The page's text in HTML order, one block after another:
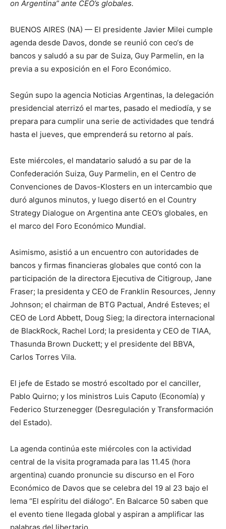
on Argentina” ante CEO’s globales.
BUENOS AIRES (NA) — El presidente Javier Milei cumple
agenda desde Davos, donde se reunió con ceo‘s de
bancos y saludó a su par de Suiza, Guy Parmelin, en la
previa a su exposición en el Foro Económico.
Según supo la agencia Noticias Argentinas, la delegación
presidencial aterrizó el martes, pasado el mediodía, y se
prepara para cumplir una serie de actividades que tendrá
hasta el jueves, que emprenderá su retorno al país.
Este miércoles, el mandatario saludó a su par de la
Confederación Suiza, Guy Parmelin, en el Centro de
Convenciones de Davos-Klosters en un intercambio que
duró algunos minutos, y luego disertó en el Country
Strategy Dialogue on Argentina ante CEO’s globales, en
el marco del Foro Económico Mundial.
Asimismo, asistió a un encuentro con autoridades de
bancos y firmas financieras globales que contó con la
participación de la directora Ejecutiva de Citigroup, Jane
Fraser; la presidenta y CEO de Franklin Resources, Jenny
Johnson; el chairman de BTG Pactual, André Esteves; el
CEO de Lord Abbett, Doug Sieg; la directora internacional
de BlackRock, Rachel Lord; la presidenta y CEO de TIAA,
Thasunda Brown Duckett; y el presidente del BBVA,
Carlos Torres Vila.
El jefe de Estado se mostró escoltado por el canciller,
Pablo Quirno; y los ministros Luis Caputo (Economía) y
Federico Sturzenegger (Desregulación y Transformación
del Estado).
La agenda continúa este miércoles con la actividad
central de la visita programada para las 11.45 (hora
argentina) cuando pronuncie su discurso en el Foro
Económico de Davos que se celebra del 19 al 23 bajo el
lema “El espíritu del diálogo”. En Balcarce 50 saben que
el evento tiene llegada global y aspiran a amplificar las